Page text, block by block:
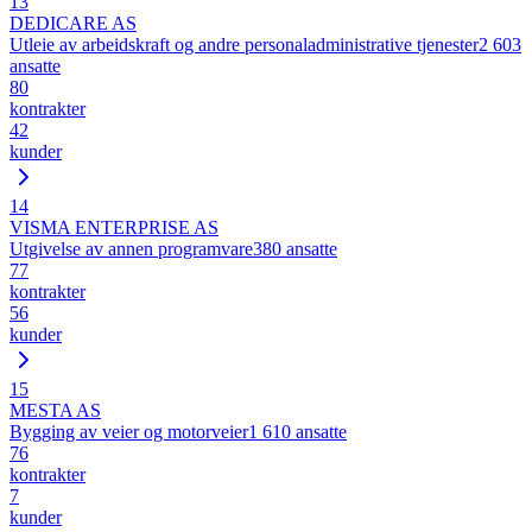
DEDICARE AS
Utleie av arbeidskraft og andre personaladministrative tjenester2 603
ansatte
80
kontrakter
42
kunder
14
VISMA ENTERPRISE AS
Utgivelse av annen programvare380 ansatte
77
kontrakter
56
kunder
15
MESTA AS
Bygging av veier og motorveier1 610 ansatte
76
kontrakter
7
kunder